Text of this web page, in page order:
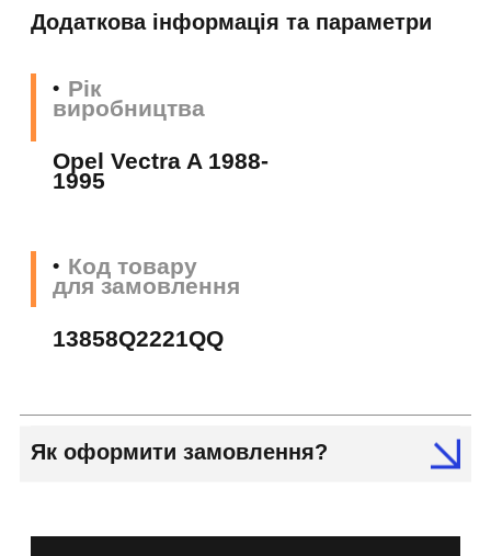
Додаткова інформація та параметри
Рік
виробництва
Opel Vectra A 1988-
1995
Код товару
для замовлення
13858Q2221QQ
Як оформити замовлення?